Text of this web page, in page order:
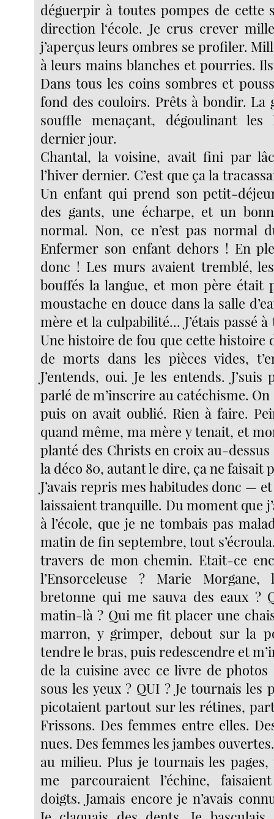
déguerpir à toutes pompes de cette
direction l‘école. Je crus crever
j’aperçus leurs ombres se profiler.
à leurs mains blanches et pourries.
Dans tous les coins sombres et
fond des couloirs. Prêts à bondir. La
souffle menaçant, dégoulinant
dernier jour.
Chantal, la voisine, avait fini par
l’hiver dernier. C’est que ça la
Un enfant qui prend son petit-
des gants, une écharpe, et un
normal. Non, ce n’est pas normal
Enfermer son enfant dehors ! En
donc ! Les murs avaient tremblé,
bouffés la langue, et mon père était
moustache en douce dans la salle
mère et la culpabilité... J’étais passé
Une histoire de fou que cette histoire
de morts dans les pièces vides,
J’entends, oui. Je les entends.
parlé de m’inscrire au catéchisme.
puis on avait oublié. Rien à faire.
quand même, ma mère y tenait, et
planté des Christs en croix au-dessus
la déco 80, autant le dire, ça ne faisait
J’avais repris mes habitudes donc —
laissaient tranquille. Du moment que
à l’école, que je ne tombais pas
matin de fin septembre, tout
travers de mon chemin. Etait-ce
l’Ensorceleuse ? Marie
bretonne qui me sauva des eaux ?
matin-là ? Qui me fit placer une
marron, y grimper, debout sur la
tendre le bras, puis redescendre et
de la cuisine avec ce livre de
sous les yeux ? QUI ? Je tournais les
picotaient partout sur les rétines,
Frissons. Des femmes entre elles.
nues. Des femmes les jambes
au milieu. Plus je tournais les
me parcouraient l’échine,
doigts. Jamais encore je n’avais